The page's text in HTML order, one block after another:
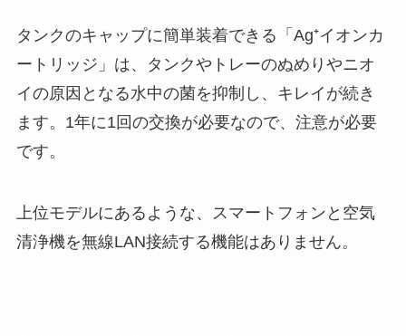
タンクのキャップに簡単装着できる「Ag⁺イオンカ
ートリッジ」は、タンクやトレーのぬめりやニオ
イの原因となる水中の菌を抑制し、キレイが続き
ます。1年に1回の交換が必要なので、注意が必要
です。
上位モデルにあるような、スマートフォンと空気
清浄機を無線LAN接続する機能はありません。